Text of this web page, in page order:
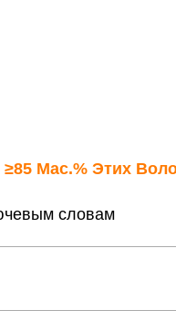
Мас.% Этих
словам